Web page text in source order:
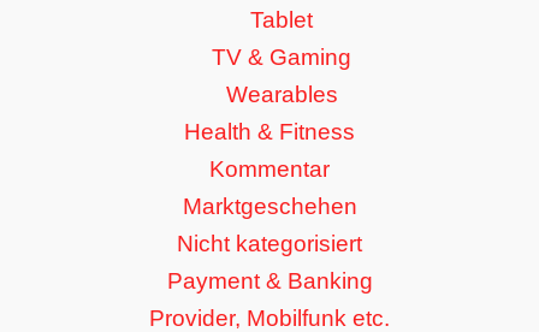
Tablet
TV & Gaming
Wearables
Health & Fitness
Kommentar
Marktgeschehen
Nicht kategorisiert
Payment & Banking
Provider, Mobilfunk etc.